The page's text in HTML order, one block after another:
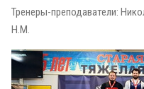
Тренеры-преподаватели:
Н.М.